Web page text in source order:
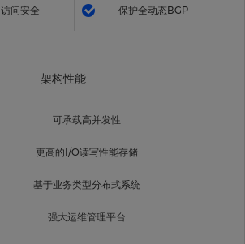
访问安全 保护全动态BGP
架构性能
可承载高并发性
更高的I/O读写性能存储
基于业务类型分布式系统
强大运维管理平台